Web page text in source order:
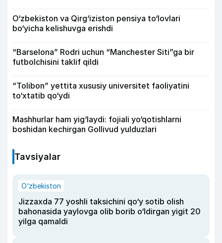
O‘zbekiston va Qirg‘iziston pensiya to‘lovlari
bo‘yicha kelishuvga erishdi
“Barselona” Rodri uchun “Manchester Siti”ga bir
futbolchisini taklif qildi
“Tolibon” yettita xususiy universitet faoliyatini
to‘xtatib qo‘ydi
Mashhurlar ham yig‘laydi: fojiali yo‘qotishlarni
boshidan kechirgan Gollivud yulduzlari
Tavsiyalar
O‘zbekiston
Jizzaxda 77 yoshli taksichini qo‘y sotib olish
bahonasida yaylovga olib borib o‘ldirgan yigit 20
yilga qamaldi